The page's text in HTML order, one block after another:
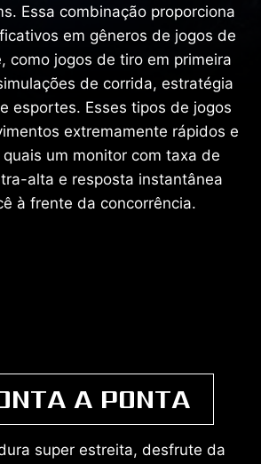
Essa combinação proporciona
em gêneros de jogos de
como jogos de tiro em primeira
de corrida, estratégia
esportes. Esses tipos de jogos
extremamente rápidos e
um monitor com taxa de
alta e resposta instantânea
à frente da concorrência.
A PONTA
super estreita, desfrute da